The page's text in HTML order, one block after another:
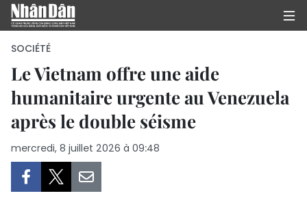
PAGE D'ACCUEIL
POLITIQUE
SOCIÉTÉ
Le Vietnam offre une aide
humanitaire urgente au Venezuela
après le double séisme
mercredi, 8 juillet 2026 à 09:48